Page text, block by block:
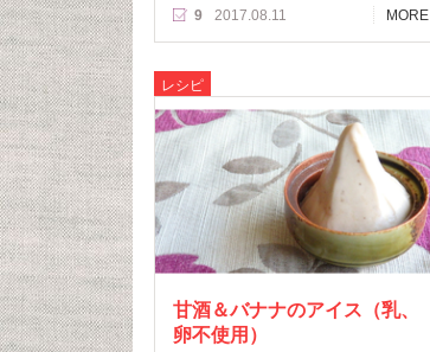
9 2017.08.11 MORE
レシピ
甘酒＆バナナのアイス（乳、
卵不使用）